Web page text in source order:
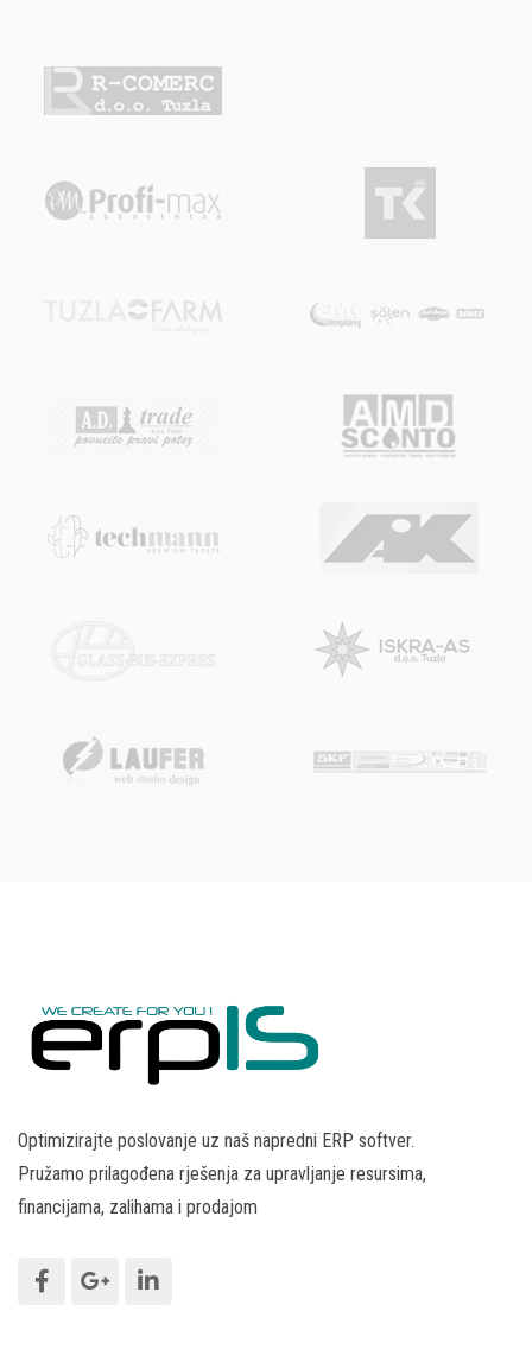
Optimizirajte poslovanje uz naš napredni ERP softver.
Pružamo prilagođena rješenja za upravljanje resursima,
financijama, zalihama i prodajom